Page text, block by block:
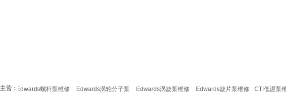
主营：Edwards螺杆泵维修 Edwards涡轮分子泵 Edwards涡旋泵维修 Edwards旋片泵维修 CTI低温泵维修